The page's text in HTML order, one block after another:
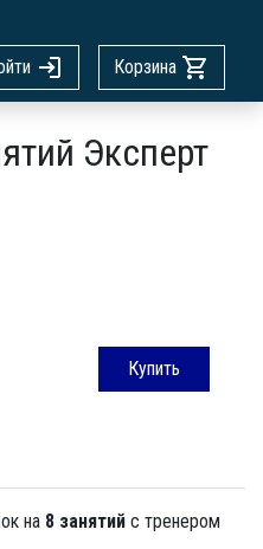
Корзина
Эксперт
Купить
на 8 занятийс тренером